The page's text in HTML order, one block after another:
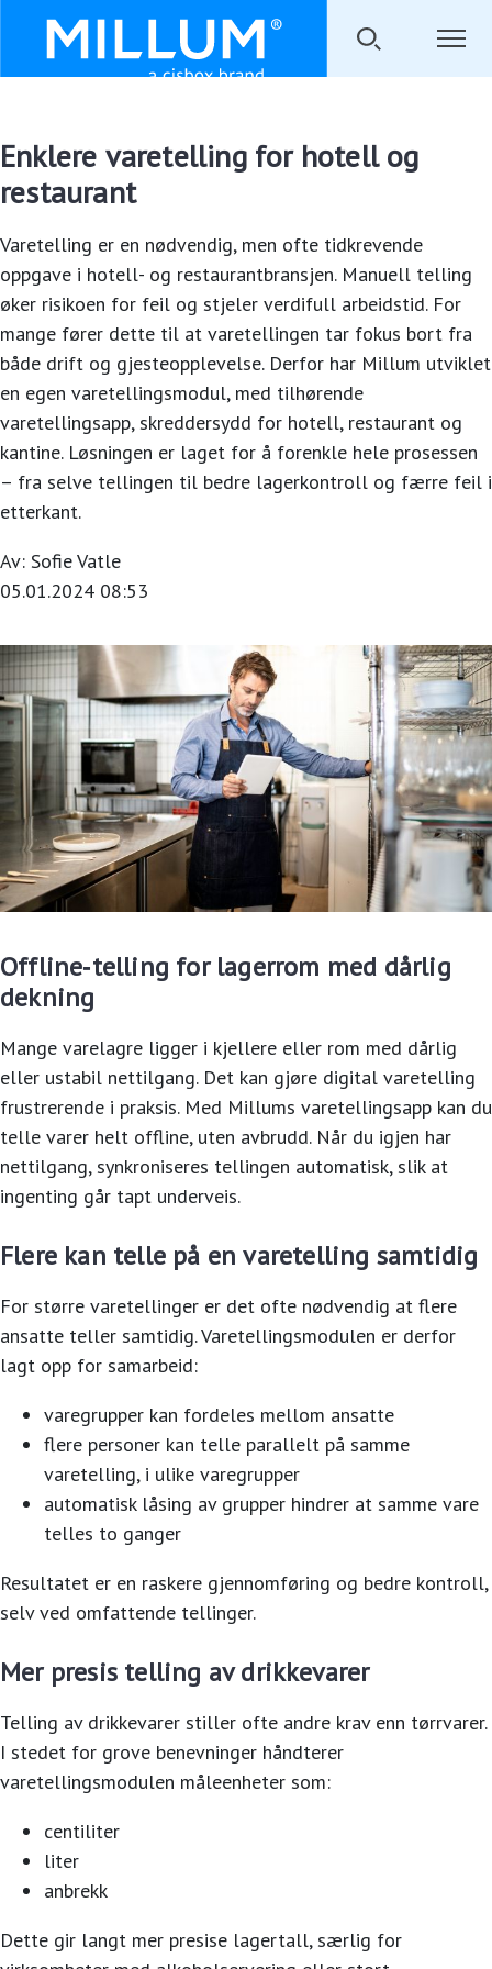
Enklere varetelling for hotell og
restaurant
Varetelling er en nødvendig, men ofte tidkrevende
oppgave i hotell- og restaurantbransjen. Manuell telling
øker risikoen for feil og stjeler verdifull arbeidstid. For
mange fører dette til at varetellingen tar fokus bort fra
både drift og gjesteopplevelse. Derfor har Millum utviklet
en egen varetellingsmodul, med tilhørende
varetellingsapp, skreddersydd for hotell, restaurant og
kantine. Løsningen er laget for å forenkle hele prosessen
– fra selve tellingen til bedre lagerkontroll og færre feil i
etterkant.
Av: Sofie Vatle
05.01.2024 08:53
Offline‑telling for lagerrom med dårlig
dekning
Mange varelagre ligger i kjellere eller rom med dårlig
eller ustabil nettilgang. Det kan gjøre digital varetelling
frustrerende i praksis. Med Millums varetellingsapp kan du
telle varer helt offline, uten avbrudd. Når du igjen har
nettilgang, synkroniseres tellingen automatisk, slik at
ingenting går tapt underveis.
Flere kan telle på en varetelling samtidig
For større varetellinger er det ofte nødvendig at flere
ansatte teller samtidig. Varetellingsmodulen er derfor
lagt opp for samarbeid:
varegrupper kan fordeles mellom ansatte
flere personer kan telle parallelt på samme
varetelling, i ulike varegrupper
automatisk låsing av grupper hindrer at samme vare
telles to ganger
Resultatet er en raskere gjennomføring og bedre kontroll,
selv ved omfattende tellinger.
Mer presis telling av drikkevarer
Telling av drikkevarer stiller ofte andre krav enn tørrvarer.
I stedet for grove benevninger håndterer
varetellingsmodulen måleenheter som:
centiliter
liter
anbrekk
Dette gir langt mer presise lagertall, særlig for